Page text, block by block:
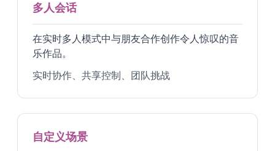
多人会话
在实时多人模式中与朋友合作创作令人惊叹的音
乐作品。
实时协作、共享控制、团队挑战
自定义场景